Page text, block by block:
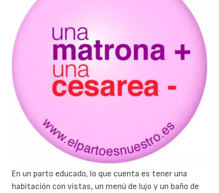
En un parto educado, lo que cuenta es tener una
habitación con vistas, un menú de lujo y un baño de